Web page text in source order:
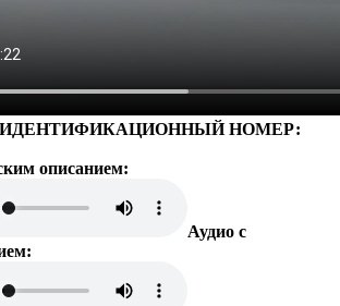
НОМЕР:
описанием:
Аудио с